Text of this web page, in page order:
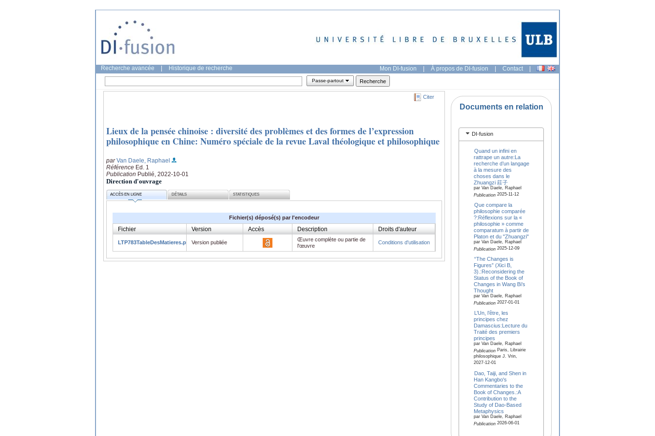
Recherche avancée Historique de recherche Mon DI-fusion | À propos de DI-fusion | Contact |
Passe-partout
Citer
Lieux de la pensée chinoise : diversité des problèmes et des formes de l’expression
philosophique en Chine: Numéro spéciale de la revue Laval théologique et philosophique
parVan Daele, Raphael
Référence Ed. 1
Publication Publié, 2022-10-01
Direction d'ouvrage
ACCÈS EN LIGNE DÉTAILS STATISTIQUES
Fichier(s) déposé(s) par l'encodeur
Fichier Version Accès Description Droits d'auteur
LTP783TableDesMatieres.pdf Version publiée
Œuvre complète ou partie de
l'œuvre
Conditions d'utilisation
Documents en relation
DI-fusion
Quand un infini en
rattrape un autre:La
recherche d’un langage
à la mesure des
choses dans le
Zhuangzi 莊子
par Van Daele, Raphael
Publication2025-11-12
Que compare la
philosophie comparée
?:Réflexions sur la «
philosophie » comme
comparatum à partir de
Platon et du "Zhuangzi"
par Van Daele, Raphael
Publication2025-12-09
“The Changes is
Figures” (Xici B,
3).:Reconsidering the
Status of the Book of
Changes in Wang Bi’s
Thought
par Van Daele, Raphael
Publication2027-01-01
L’Un, l’être, les
principes chez
Damascius:Lecture du
Traité des premiers
principes
par Van Daele, Raphael
PublicationParis, Librairie
philosophique J. Vrin,
2027-12-01
Dao, Taiji, and Shen in
Han Kangbo's
Commentaries to the
Book of Changes.:A
Contribution to the
Study of Dao-Based
Metaphysics
par Van Daele, Raphael
Publication2026-06-01